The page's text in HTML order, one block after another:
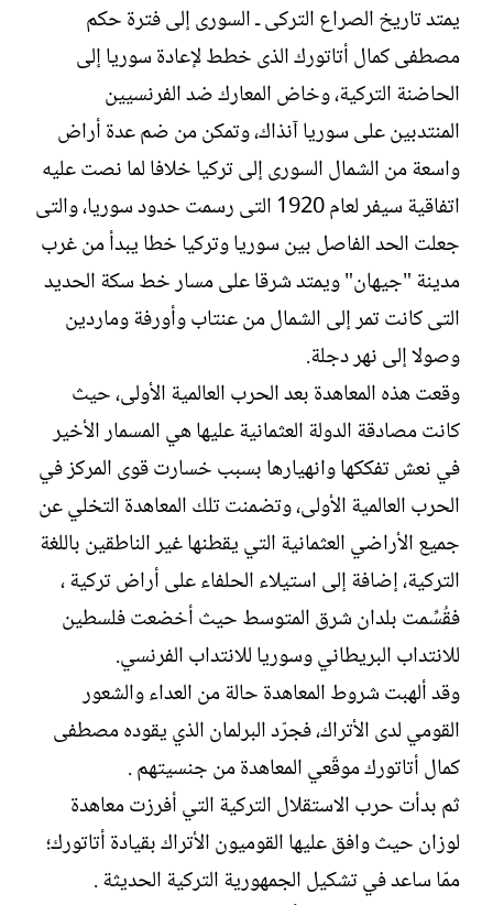
يمتد تاريخ الصراع التركى ـ السورى إلى فترة حكم
مصطفى كمال أتاتورك الذى خطط لإعادة سوريا إلى
الحاضنة التركية، وخاض المعارك ضد الفرنسيين
المنتدبين على سوريا آنذاك، وتمكن من ضم عدة أراض
واسعة من الشمال السورى إلى تركيا خلافا لما نصت عليه
اتفاقية سيفر لعام 1920 التى رسمت حدود سوريا، والتى
جعلت الحد الفاصل بين سوريا وتركيا خطا يبدأ من غرب
مدينة "جيهان" ويمتد شرقا على مسار خط سكة الحديد
التى كانت تمر إلى الشمال من عنتاب وأورفة وماردين
وصولا إلى نهر دجلة.
وقعت هذه المعاهدة بعد الحرب العالمية الأولى، حيث
كانت مصادقة الدولة العثمانية عليها هي المسمار الأخير
في نعش تفككها وانهيارها بسبب خسارت قوى المركز في
الحرب العالمية الأولى، وتضمنت تلك المعاهدة التخلي عن
جميع الأراضي العثمانية التي يقطنها غير الناطقين باللغة
التركية، إضافة إلى استيلاء الحلفاء على أراض تركية ،
فقُسِّمت بلدان شرق المتوسط حيث أخضعت فلسطين
للانتداب البريطاني وسوريا للانتداب الفرنسي.
وقد ألهبت شروط المعاهدة حالة من العداء والشعور
القومي لدى الأتراك، فجرّد البرلمان الذي يقوده مصطفى
كمال أتاتورك موقّعي المعاهدة من جنسيتهم .
ثم بدأت حرب الاستقلال التركية التي أفرزت معاهدة
لوزان حيث وافق عليها القوميون الأتراك بقيادة أتاتورك؛
ممّا ساعد في تشكيل الجمهورية التركية الحديثة .